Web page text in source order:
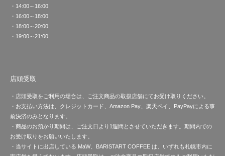
・14:00～16:00
・16:00～18:00
・18:00～20:00
・19:00～21:00
店頭受取
・店頭受取をご利用の場合は、ご注文商品の取扱店舗にてお受け取りください。
・お支払い方法は、クレジットカード、Amazon Pay、楽天ペイ、PayPayによる事
前決済のみとなります。
・商品のお預かり期間は、ご注文日より1週間とさせていただきます。期間内での
お受け取りをお願いいたします。
・当サイトに出店している MaW、BARISTART COFFEE は、いずれも札幌市内に